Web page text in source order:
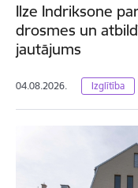
Ilze Indriksone
drosmes un
jautājums
04.08.2026. Izglītība